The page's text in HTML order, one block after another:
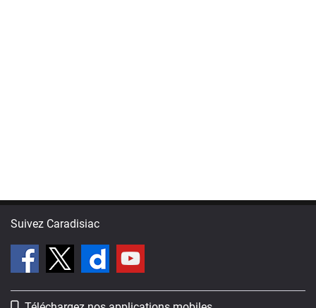
Suivez Caradisiac